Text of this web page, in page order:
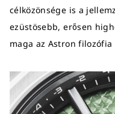
célközönsége is a
ezüstösebb, erősen
maga az Astron filozófia